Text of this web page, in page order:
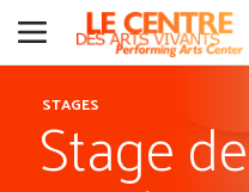
STAGES
Stage